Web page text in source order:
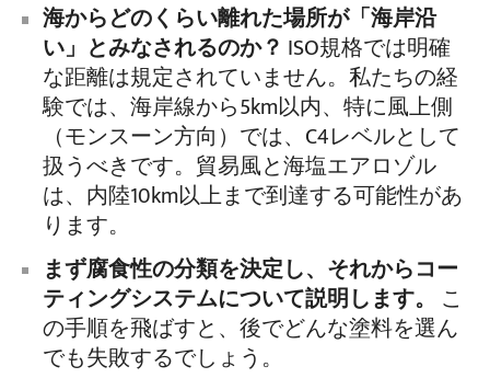
海からどのくらい離れた場所が「海岸沿
い」とみなされるのか？ ISO規格では明確
な距離は規定されていません。私たちの経
験では、海岸線から5km以内、特に風上側
（モンスーン方向）では、C4レベルとして
扱うべきです。貿易風と海塩エアロゾル
は、内陸10km以上まで到達する可能性があ
ります。
まず腐食性の分類を決定し、それからコー
ティングシステムについて説明します。 こ
の手順を飛ばすと、後でどんな塗料を選ん
でも失敗するでしょう。